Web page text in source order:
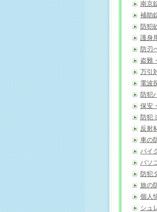
南京
補助
防犯
護身
防刃
盗難
万引
電波
防犯
保安
防犯
反射
車の
バイ
パソ
防犯
旅の
個人
シュ